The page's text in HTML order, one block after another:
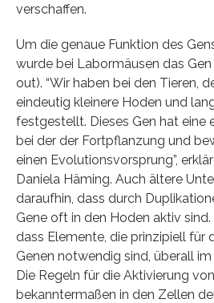
verschaffen.
Um die genaue Funktion des
wurde bei Labormäusen das
out). “Wir haben bei den Tieren,
eindeutig kleinere Hoden und
festgestellt. Dieses Gen hat eine
bei der der Fortpflanzung und
einen Evolutionsvorsprung”,
Daniela Häming. Auch ältere
daraufhin, dass durch
Gene oft in den Hoden aktiv sind.
dass Elemente, die prinzipiell für
Genen notwendig sind, überall
Die Regeln für die Aktivierung
bekanntermaßen in den Zellen